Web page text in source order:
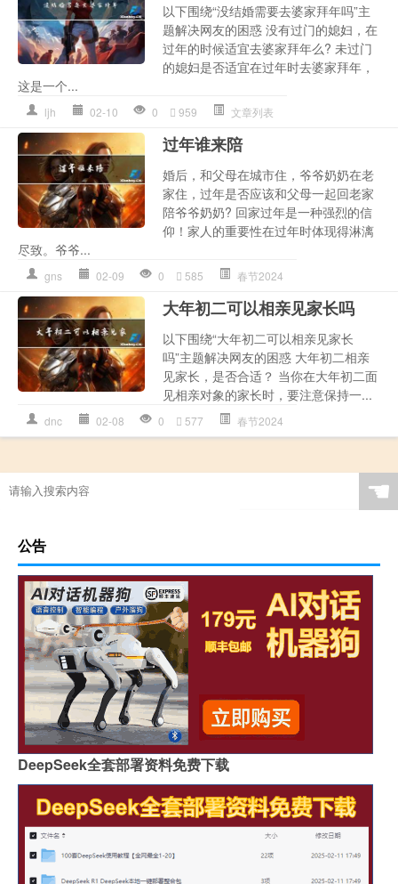
以下围绕“没结婚需要去婆家拜年吗”主
题解决网友的困惑 没有过门的媳妇，在
过年的时候适宜去婆家拜年么? 未过门
的媳妇是否适宜在过年时去婆家拜年，
这是一个...
ljh 02-10 0 959 文章列表
过年谁来陪
婚后，和父母在城市住，爷爷奶奶在老
家住，过年是否应该和父母一起回老家
陪爷爷奶奶? 回家过年是一种强烈的信
仰！家人的重要性在过年时体现得淋漓
尽致。爷爷...
gns 02-09 0 585 春节2024
大年初二可以相亲见家长吗
以下围绕“大年初二可以相亲见家长
吗”主题解决网友的困惑 大年初二相亲
见家长，是否合适？ 当你在大年初二面
见相亲对象的家长时，要注意保持一...
dnc 02-08 0 577 春节2024
☚
公告
DeepSeek全套部署资料免费下载